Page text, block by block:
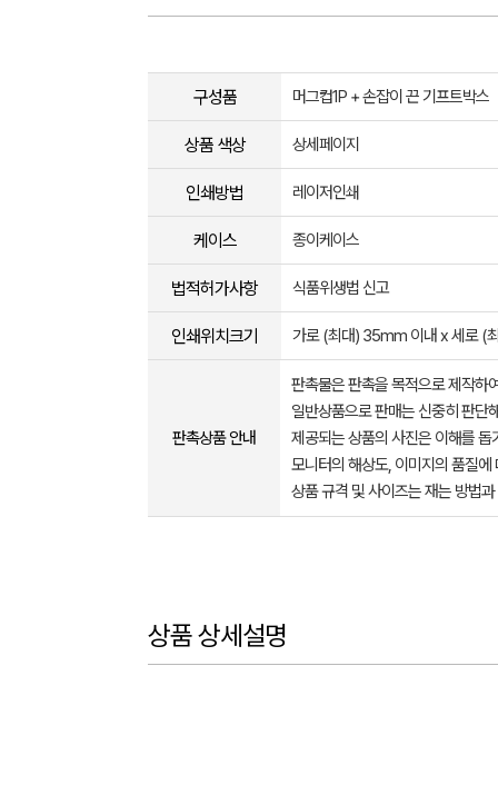
구성품 머그컵1P + 손잡이 끈 기프트박스
상품 색상 상세페이지
인쇄방법 레이저인쇄
케이스 종이케이스
법적허가사항 식품위생법 신고
인쇄위치크기 가로 (최대) 35mm 이내 x 세로 (
판촉상품 안내
판촉물은 판촉을 목적으로 제작하
일반상품으로 판매는 신중히 판단
제공되는 상품의 사진은 이해를
모니터의 해상도, 이미지의 품질
상품 규격 및 사이즈는 재는 방법
상품 상세설명